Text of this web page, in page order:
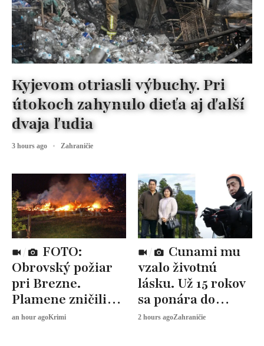
Obrovský požiar
pri Brezne.
Plamene zničili
päť rodinných
an hour agoKrimi
vzalo životnú
lásku. Už 15 rokov
sa ponára do
mora, aby ju
2 hours agoZahraničie
Kyjevom otriasli výbuchy. Pri
útokoch zahynulo dieťa aj ďalší
dvaja ľudia
3 hours ago Zahraničie